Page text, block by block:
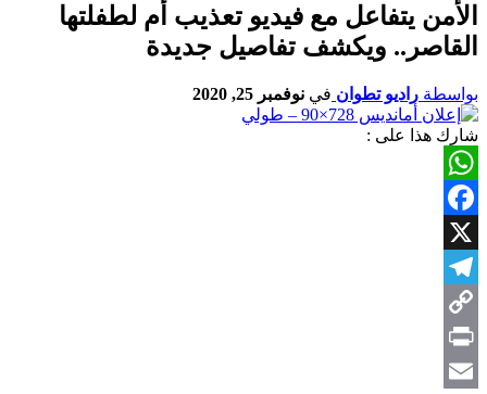
الأمن يتفاعل مع فيديو تعذيب أم لطفلتها
القاصر.. ويكشف تفاصيل جديدة
بواسطة راديو تطوان في نوفمبر 25, 2020
شارك هذا على :
WhatsApp
Facebook
X
Telegram
Copy
Link
Print